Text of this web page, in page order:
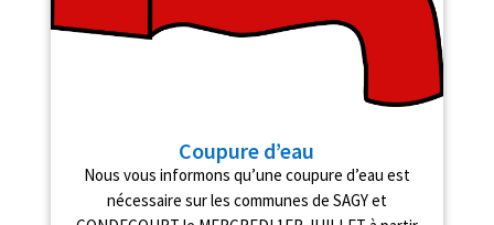
Coupure d’eau
Nous vous informons qu’une coupure d’eau est
nécessaire sur les communes de SAGY et